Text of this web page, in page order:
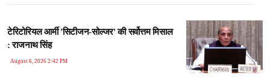
टेरिटोरियल आर्मी 'सिटीजन-सोल्जर' की सर्वोत्तम मिसाल
: राजनाथ सिंह
August 6, 2026 2:42 PM